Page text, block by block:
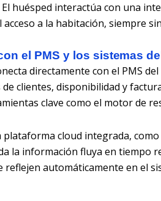
huésped interactúa con una
acceso a la habitación, siempre
el PMS y los sistemas
directamente con el PMS
clientes, disponibilidad y
clave como el motor de
plataforma cloud integrada,
la información fluya en tiempo
reflejen automáticamente en el